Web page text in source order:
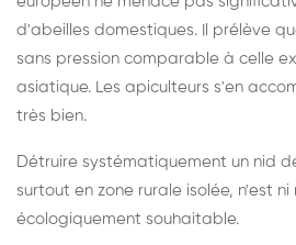
d'abeilles domestiques. Il prélève
sans pression comparable à celle
asiatique. Les apiculteurs s'en
très bien.
Détruire systématiquement un nid
surtout en zone rurale isolée, n'est ni
écologiquement souhaitable.